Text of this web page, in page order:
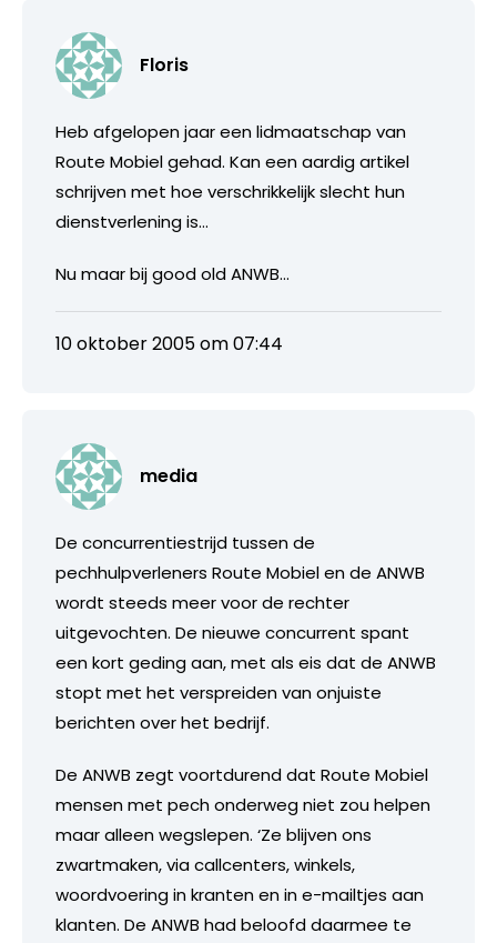
Floris
Heb afgelopen jaar een lidmaatschap van
Route Mobiel gehad. Kan een aardig artikel
schrijven met hoe verschrikkelijk slecht hun
dienstverlening is…
Nu maar bij good old ANWB…
10 oktober 2005 om 07:44
media
De concurrentiestrijd tussen de
pechhulpverleners Route Mobiel en de ANWB
wordt steeds meer voor de rechter
uitgevochten. De nieuwe concurrent spant
een kort geding aan, met als eis dat de ANWB
stopt met het verspreiden van onjuiste
berichten over het bedrijf.
De ANWB zegt voortdurend dat Route Mobiel
mensen met pech onderweg niet zou helpen
maar alleen wegslepen. ‘Ze blijven ons
zwartmaken, via callcenters, winkels,
woordvoering in kranten en in e-mailtjes aan
klanten. De ANWB had beloofd daarmee te